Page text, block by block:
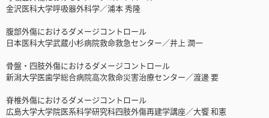
金沢医科大学呼吸器外科学／浦本 秀隆
腹部外傷におけるダメージコントロール
日本医科大学武蔵小杉病院救命救急センター／井上 潤一
骨盤・四肢外傷におけるダメージコントロール
新潟大学医歯学総合病院高次救命災害治療センター／渡邊 要
脊椎外傷におけるダメージコントロール
広島大学大学院医系科学研究科四肢外傷再建学講座／大饗 和憲